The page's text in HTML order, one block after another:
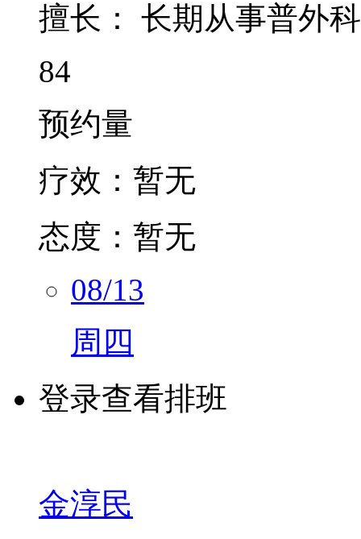
擅长：
长期从事普外
84
预约量
疗效： 暂无
态度： 暂无
08/13
周四
登录查看排班
金淳民